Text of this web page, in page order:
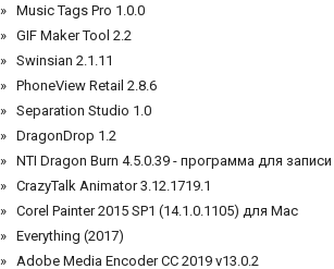
Music Tags Pro 1.0.0
GIF Maker Tool 2.2
Swinsian 2.1.11
PhoneView Retail 2.8.6
Separation Studio 1.0
DragonDrop 1.2
NTI Dragon Burn 4.5.0.39 - программа для
CrazyTalk Animator 3.12.1719.1
Corel Painter 2015 SP1 (14.1.0.1105) для Mac
Everything (2017)
Adobe Media Encoder CC 2019 v13.0.2